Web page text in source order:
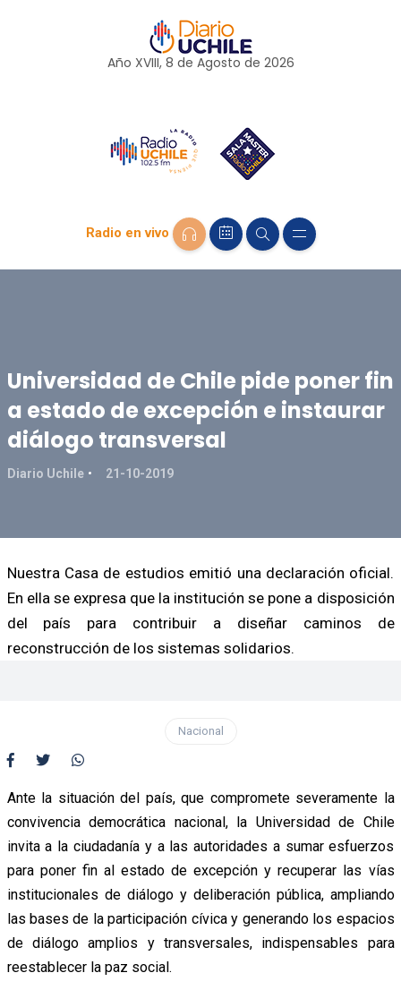
Año XVIII, 8 de Agosto de 2026
Radio en vivo
Universidad de Chile pide poner fin
a estado de excepción e instaurar
diálogo transversal
Diario Uchile 21-10-2019
Nuestra Casa de estudios emitió una declaración oficial.
En ella se expresa que la institución se pone a disposición
del país para contribuir a diseñar caminos de
reconstrucción de los sistemas solidarios.
Nacional
Ante la situación del país, que compromete severamente la
convivencia democrática nacional, la Universidad de Chile
invita a la ciudadanía y a las autoridades a sumar esfuerzos
para poner fin al estado de excepción y recuperar las vías
institucionales de diálogo y deliberación pública, ampliando
las bases de la participación cívica y generando los espacios
de diálogo amplios y transversales, indispensables para
reestablecer la paz social.